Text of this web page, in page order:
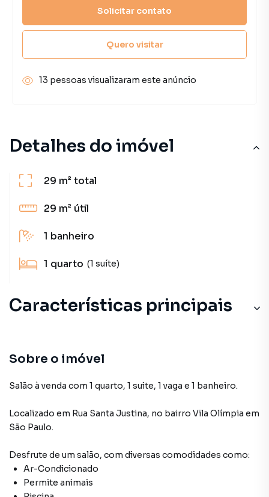
Detalhes do imóvel
29 m²total
29 m² útil
1 banheiro
1 quarto (1 suíte)
Características principais
Sobre o imóvel
Salão à venda com 1 quarto, 1 suite, 1 vaga e 1 banheiro.
Localizado em Rua Santa Justina, no bairro Vila Olímpia em
São Paulo.
Desfrute de um salão, com diversas comodidades como:
Ar-Condicionado
Permite animais
Solicitar contato
Quero visitar
13 pessoas visualizaram este anúncio